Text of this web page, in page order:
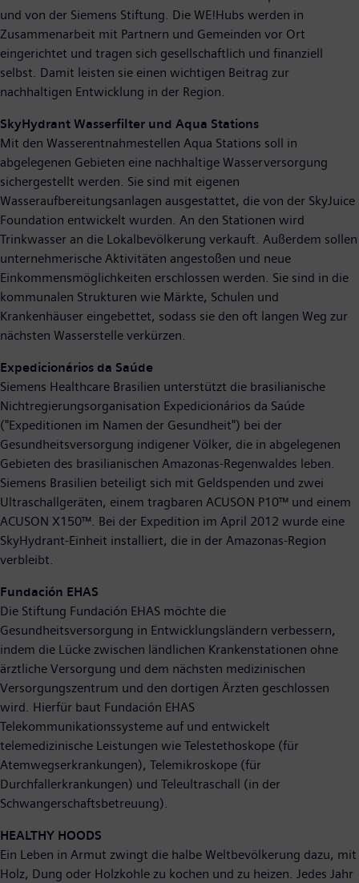
und von der Siemens Stiftung. Die WE!Hubs werden in
Zusammenarbeit mit Partnern und Gemeinden vor Ort
eingerichtet und tragen sich gesellschaftlich und finanziell
selbst. Damit leisten sie einen wichtigen Beitrag zur
nachhaltigen Entwicklung in der Region.
SkyHydrant Wasserfilter und Aqua Stations
Mit den Wasserentnahmestellen Aqua Stations soll in
abgelegenen Gebieten eine nachhaltige Wasserversorgung
sichergestellt werden. Sie sind mit eigenen
Wasseraufbereitungsanlagen ausgestattet, die von der SkyJuice
Foundation entwickelt wurden. An den Stationen wird
Trinkwasser an die Lokalbevölkerung verkauft. Außerdem sollen
unternehmerische Aktivitäten angestoßen und neue
Einkommensmöglichkeiten erschlossen werden. Sie sind in die
kommunalen Strukturen wie Märkte, Schulen und
Krankenhäuser eingebettet, sodass sie den oft langen Weg zur
nächsten Wasserstelle verkürzen.
Expedicionários da Saúde
Siemens Healthcare Brasilien unterstützt die brasilianische
Nichtregierungsorganisation Expedicionários da Saúde
("Expeditionen im Namen der Gesundheit") bei der
Gesundheitsversorgung indigener Völker, die in abgelegenen
Gebieten des brasilianischen Amazonas-Regenwaldes leben.
Siemens Brasilien beteiligt sich mit Geldspenden und zwei
Ultraschallgeräten, einem tragbaren ACUSON P10™ und einem
ACUSON X150™. Bei der Expedition im April 2012 wurde eine
SkyHydrant-Einheit installiert, die in der Amazonas-Region
verbleibt.
Fundación EHAS
Die Stiftung Fundación EHAS möchte die
Gesundheitsversorgung in Entwicklungsländern verbessern,
indem die Lücke zwischen ländlichen Krankenstationen ohne
ärztliche Versorgung und dem nächsten medizinischen
Versorgungszentrum und den dortigen Ärzten geschlossen
wird. Hierfür baut Fundación EHAS
Telekommunikationssysteme auf und entwickelt
telemedizinische Leistungen wie Telestethoskope (für
Atemwegserkrankungen), Telemikroskope (für
Durchfallerkrankungen) und Teleultraschall (in der
Schwangerschaftsbetreuung).
HEALTHY HOODS
Ein Leben in Armut zwingt die halbe Weltbevölkerung dazu, mit
Holz, Dung oder Holzkohle zu kochen und zu heizen. Jedes Jahr